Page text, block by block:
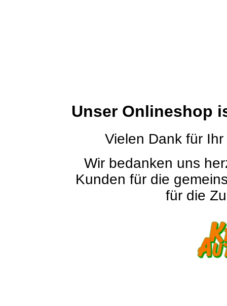
Unser Onlineshop
Vielen Dank für
Wir bedanken uns
Kunden für die
für die